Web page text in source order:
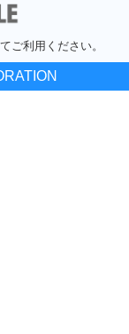
ご利用ください。